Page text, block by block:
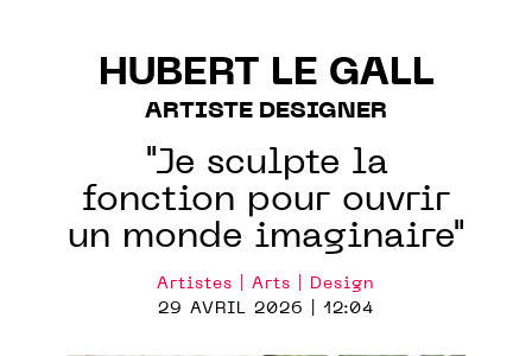
HUBERT LE GALL
ARTISTE DESIGNER
"Je sculpte la
fonction pour ouvrir
un monde imaginaire"
Artistes | Arts | Design
29 AVRIL 2026 | 12:04